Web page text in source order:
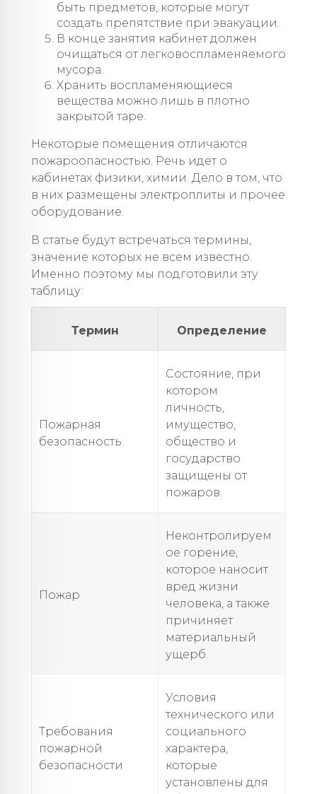
быть предметов, которые могут
создать препятствие при эвакуации.
В конце занятия кабинет должен
очищаться от легковоспламеняемого
мусора.
Хранить воспламеняющиеся
вещества можно лишь в плотно
закрытой таре.
Некоторые помещения отличаются
пожароопасностью. Речь идет о
кабинетах физики, химии. Дело в том, что
в них размещены электроплиты и прочее
оборудование.
В статье будут встречаться термины,
значение которых не всем известно.
Именно поэтому мы подготовили эту
таблицу:
Термин Определение
Пожарная
безопасность
Состояние, при
котором
личность,
имущество,
общество и
государство
защищены от
пожаров.
Пожар
Неконтролируем
ое горение,
которое наносит
вред жизни
человека, а также
причиняет
материальный
ущерб.
Требования
пожарной
безопасности
Условия
технического или
социального
характера,
которые
установлены для